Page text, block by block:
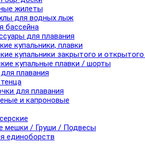
жилеты
для водных лыж
бассейна
для плавания
купальники, плавки
купальники закрытого и
купальные плавки / шорты
плавания
для плавания
и капроновые
мешки / Груши / Подвесы
единоборств